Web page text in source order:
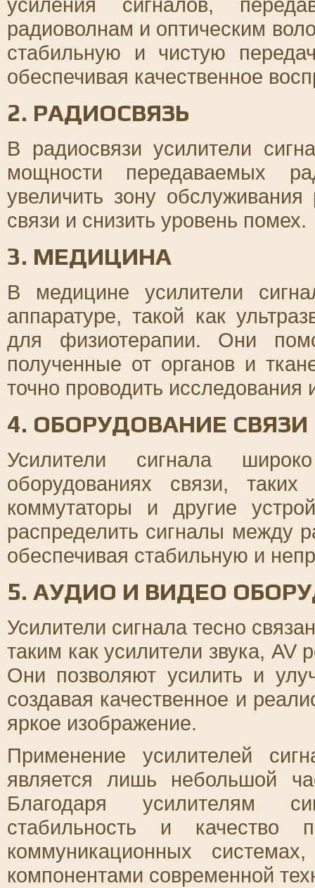
усиления сигналов,
радиоволнам и оптическим
стабильную и чистую
обеспечивая качественное
2. РАДИОСВЯЗЬ
В радиосвязи усилители
мощности передаваемых
увеличить зону
связи и снизить уровень помех.
3. МЕДИЦИНА
В медицине усилители
аппаратуре, такой как
для физиотерапии. Они
полученные от органов и
точно проводить исследования
4. ОБОРУДОВАНИЕ СВЯЗИ
Усилители сигнала
оборудованиях связи,
коммутаторы и другие
распределить сигналы между
обеспечивая стабильную и
5. АУДИО И ВИДЕО
Усилители сигнала тесно
таким как усилители звука,
Они позволяют усилить и
создавая качественное и
яркое изображение.
Применение усилителей
является лишь небольшой
Благодаря усилителям
стабильность и качество
коммуникационных
компонентами современной